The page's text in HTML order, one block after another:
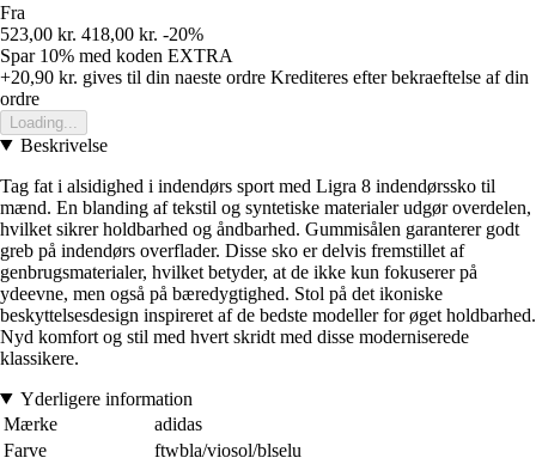
Fra
523,00 kr. 418,00 kr. -20%
Spar 10% med koden EXTRA
+20,90 kr. gives til din naeste ordre Krediteres efter bekraeftelse af din
ordre
Loading...
Beskrivelse
Tag fat i alsidighed i indendørs sport med Ligra 8 indendørssko til
mænd. En blanding af tekstil og syntetiske materialer udgør overdelen,
hvilket sikrer holdbarhed og åndbarhed. Gummisålen garanterer godt
greb på indendørs overflader. Disse sko er delvis fremstillet af
genbrugsmaterialer, hvilket betyder, at de ikke kun fokuserer på
ydeevne, men også på bæredygtighed. Stol på det ikoniske
beskyttelsesdesign inspireret af de bedste modeller for øget holdbarhed.
Nyd komfort og stil med hvert skridt med disse moderniserede
klassikere.
Yderligere information
Mærke
adidas
Farve
ftwbla/viosol/blselu